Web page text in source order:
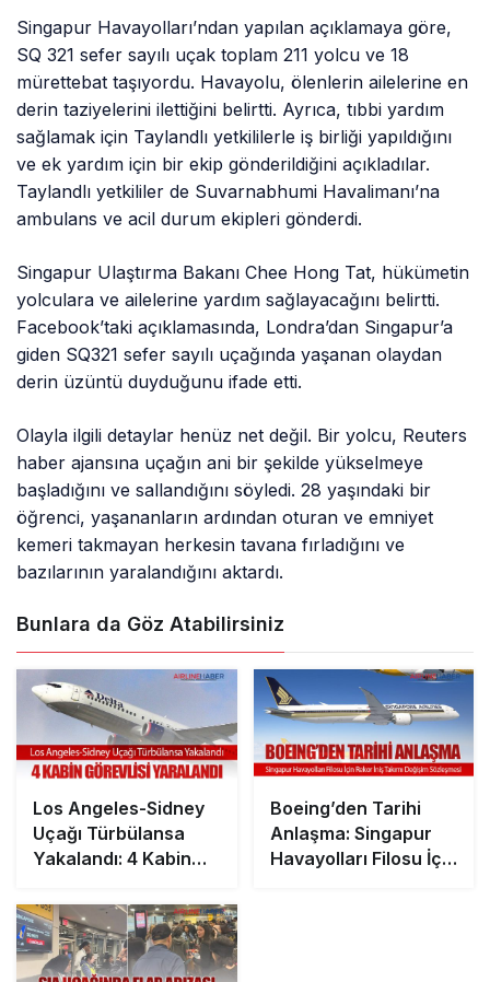
Singapur Havayolları’ndan yapılan açıklamaya göre,
SQ 321 sefer sayılı uçak toplam 211 yolcu ve 18
mürettebat taşıyordu. Havayolu, ölenlerin ailelerine en
derin taziyelerini ilettiğini belirtti. Ayrıca, tıbbi yardım
sağlamak için Taylandlı yetkililerle iş birliği yapıldığını
ve ek yardım için bir ekip gönderildiğini açıkladılar.
Taylandlı yetkililer de Suvarnabhumi Havalimanı’na
ambulans ve acil durum ekipleri gönderdi.
Singapur Ulaştırma Bakanı Chee Hong Tat, hükümetin
yolculara ve ailelerine yardım sağlayacağını belirtti.
Facebook’taki açıklamasında, Londra’dan Singapur’a
giden SQ321 sefer sayılı uçağında yaşanan olaydan
derin üzüntü duyduğunu ifade etti.
Olayla ilgili detaylar henüz net değil. Bir yolcu, Reuters
haber ajansına uçağın ani bir şekilde yükselmeye
başladığını ve sallandığını söyledi. 28 yaşındaki bir
öğrenci, yaşananların ardından oturan ve emniyet
kemeri takmayan herkesin tavana fırladığını ve
bazılarının yaralandığını aktardı.
Bunlara da Göz Atabilirsiniz
Los Angeles-Sidney
Uçağı Türbülansa
Yakalandı: 4 Kabin
Boeing’den Tarihi
Anlaşma: Singapur
Havayolları Filosu İçin